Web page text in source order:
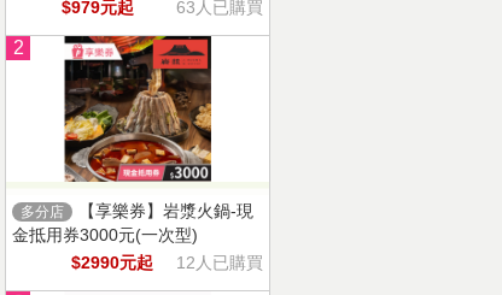
$979元起
63人已購買
2
多分店
【享樂券】岩漿火鍋-現
金抵用券3000元(一次型)
$2990元起
12人已購買